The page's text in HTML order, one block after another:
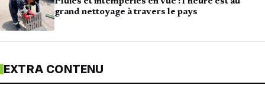
grand nettoyage à travers le pays
EXTRA CONTENU